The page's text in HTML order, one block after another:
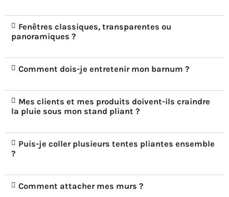
Fenêtres classiques, transparentes ou
panoramiques ?
Comment dois-je entretenir mon barnum ?
Mes clients et mes produits doivent-ils craindre
la pluie sous mon stand pliant ?
Puis-je coller plusieurs tentes pliantes ensemble
?
Comment attacher mes murs ?